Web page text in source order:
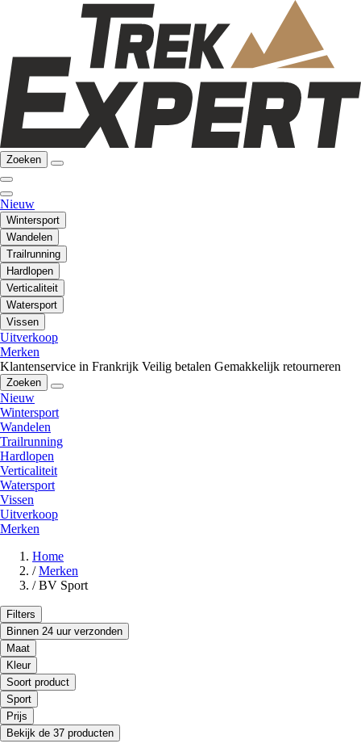
Zoeken
Nieuw
Wintersport
Wandelen
Trailrunning
Hardlopen
Verticaliteit
Watersport
Vissen
Uitverkoop
Merken
Klantenservice in Frankrijk Veilig betalen Gemakkelijk retourneren
Zoeken
Nieuw
Wintersport
Wandelen
Trailrunning
Hardlopen
Verticaliteit
Watersport
Vissen
Uitverkoop
Merken
Home
/ Merken
/ BV Sport
Filters
Binnen 24 uur verzonden
Maat
Kleur
Soort product
Sport
Prijs
Bekijk de 37 producten